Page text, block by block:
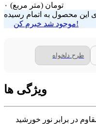
۰ تومان (متر مربع)
این محصول به اتمام رسیده
موجود شد خبرم کن!
طرح دلخواه
ویژگی ها
در برابر نور خورشید